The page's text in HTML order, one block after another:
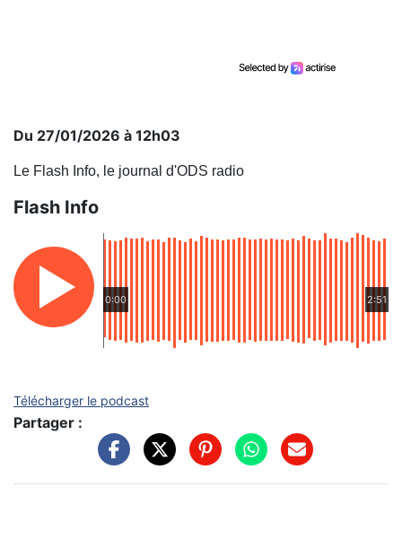
Du 27/01/2026 à 12h03
Le Flash Info, le journal d'ODS radio
Flash Info
0:00 2:51
Télécharger le podcast
Partager :